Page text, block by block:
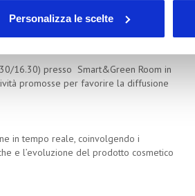
Personalizza le scelte
pad. 25 con gli interventi del
16.30) presso Smart&Green Room in
promosse per favorire la diffusione
in tempo reale, coinvolgendo i
e l’evoluzione del prodotto cosmetico